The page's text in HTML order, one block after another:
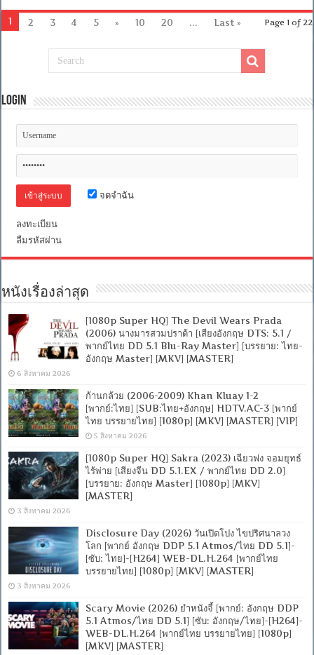
[MKV]
[MASTER]
(2026)
เด้ง
โหมด
[เสียง
DD
Master
อังกฤษ
[MKV]
[MASTER]
Page 1 of 22
1 2 3 4 5 » 10 20 ... Last »
Login
จดจำฉัน
ลงทะเบียน
ลืมรหัสผ่าน
หนังเรื่องล่าสุด
[1080p Super HQ] The Devil Wears Prada
(2006) นางมารสวมปราด้า [เสียงอังกฤษ DTS: 5.1 /
พากย์ไทย DD 5.1 Blu-Ray Master] [บรรยาย: ไทย-
อังกฤษ Master] [MKV] [MASTER]
6 สิงหาคม 2026
ก้านกล้วย (2006-2009) Khan Kluay 1-2
[พากย์:ไทย] [SUB:ไทย+อังกฤษ] HDTV.AC-3 [พากย์
ไทย บรรยายไทย] [1080p] [MKV] [MASTER] [VIP]
5 สิงหาคม 2026
[1080p Super HQ] Sakra (2023) เฉียวฟง จอมยุทธ์
ไร้พ่าย [เสียงจีน DD 5.1.EX / พากย์ไทย DD 2.0]
[บรรยาย: อังกฤษ Master] [1080p] [MKV]
[MASTER]
3 สิงหาคม 2026
Disclosure Day (2026) วันเปิดโปง ไขปริศนาลวง
โลก [พากย์ อังกฤษ DDP 5.1 Atmos/ไทย DD 5.1]-
[ซับ: ไทย]-[H264] WEB-DL.H.264 [พากย์ไทย
บรรยายไทย] [1080p] [MKV] [MASTER]
3 สิงหาคม 2026
Scary Movie (2026) ยำหนังจี้ [พากย์: อังกฤษ DDP
5.1 Atmos/ไทย DD 5.1] [ซับ: อังกฤษ/ไทย]-[H264]-
WEB-DL.H.264 [พากย์ไทย บรรยายไทย] [1080p]
[MKV] [MASTER]